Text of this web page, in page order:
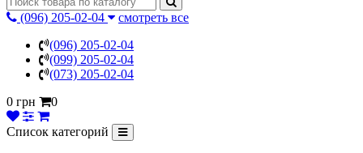
(096) 205-02-04
смотреть все
(096) 205-02-04
(099) 205-02-04
(073) 205-02-04
0 грн
0
Список категорий